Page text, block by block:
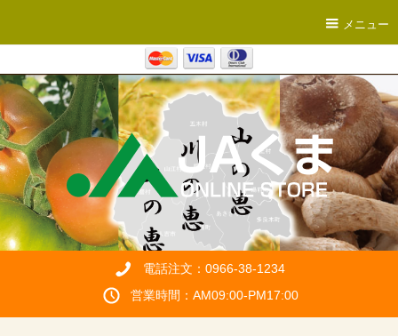
メニュー
電話注文：0966-38-1234
営業時間：AM09:00-PM17:00